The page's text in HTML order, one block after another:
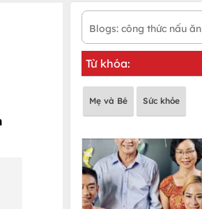
Từ khóa:
Mẹ và Bé Sức khỏe